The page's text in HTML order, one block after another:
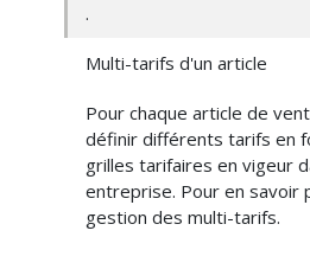
.
Multi-tarifs d'un article
Pour chaque article de
définir différents tarifs en
grilles tarifaires en vigeur
entreprise. Pour en savoir
gestion des multi-tarifs.